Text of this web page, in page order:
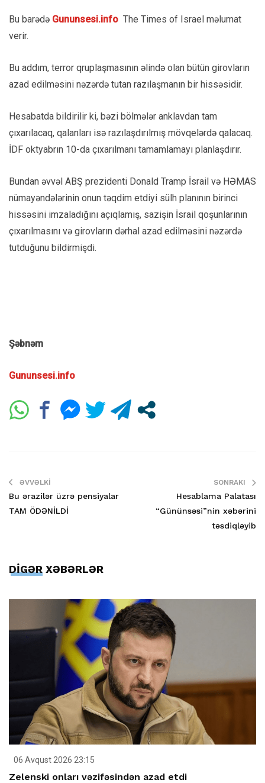
Bu barədə Gununsesi.info The Times of Israel məlumat
verir.
Bu addım, terror qruplaşmasının əlində olan bütün girovların
azad edilməsini nəzərdə tutan razılaşmanın bir hissəsidir.
Hesabatda bildirilir ki, bəzi bölmələr anklavdan tam
çıxarılacaq, qalanları isə razılaşdırılmış mövqelərdə qalacaq.
İDF oktyabrın 10-da çıxarılmanı tamamlamayı planlaşdırır.
Bundan əvvəl ABŞ prezidenti Donald Tramp İsrail və HƏMAS
nümayəndələrinin onun təqdim etdiyi sülh planının birinci
hissəsini imzaladığını açıqlamış, sazişin İsrail qoşunlarının
çıxarılmasını və girovların dərhal azad edilməsini nəzərdə
tutduğunu bildirmişdi.
Şəbnəm
Gununsesi.info
ƏVVƏLKI
Bu ərazilər üzrə pensiyalar
TAM ÖDƏNİLDİ
SONRAKI
Hesablama Palatası
“Gününsəsi”nin xəbərini
təsdiqləyib
DİGƏR XƏBƏRLƏR
06 Avqust 2026 23:15
Zelenski onları vəzifəsindən azad etdi